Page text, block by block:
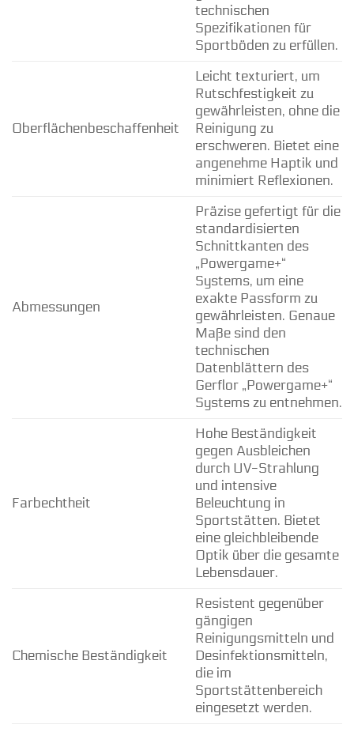
technischen
Spezifikationen für
Sportböden zu erfüllen.
Oberflächenbeschaffenheit
Leicht texturiert, um
Rutschfestigkeit zu
gewährleisten, ohne die
Reinigung zu
erschweren. Bietet eine
angenehme Haptik und
minimiert Reflexionen.
Abmessungen
Präzise gefertigt für die
standardisierten
Schnittkanten des
„Powergame+“
Systems, um eine
exakte Passform zu
gewährleisten. Genaue
Maße sind den
technischen
Datenblättern des
Gerflor „Powergame+“
Systems zu entnehmen.
Farbechtheit
Hohe Beständigkeit
gegen Ausbleichen
durch UV-Strahlung
und intensive
Beleuchtung in
Sportstätten. Bietet
eine gleichbleibende
Optik über die gesamte
Lebensdauer.
Chemische Beständigkeit
Resistent gegenüber
gängigen
Reinigungsmitteln und
Desinfektionsmitteln,
die im
Sportstättenbereich
eingesetzt werden.